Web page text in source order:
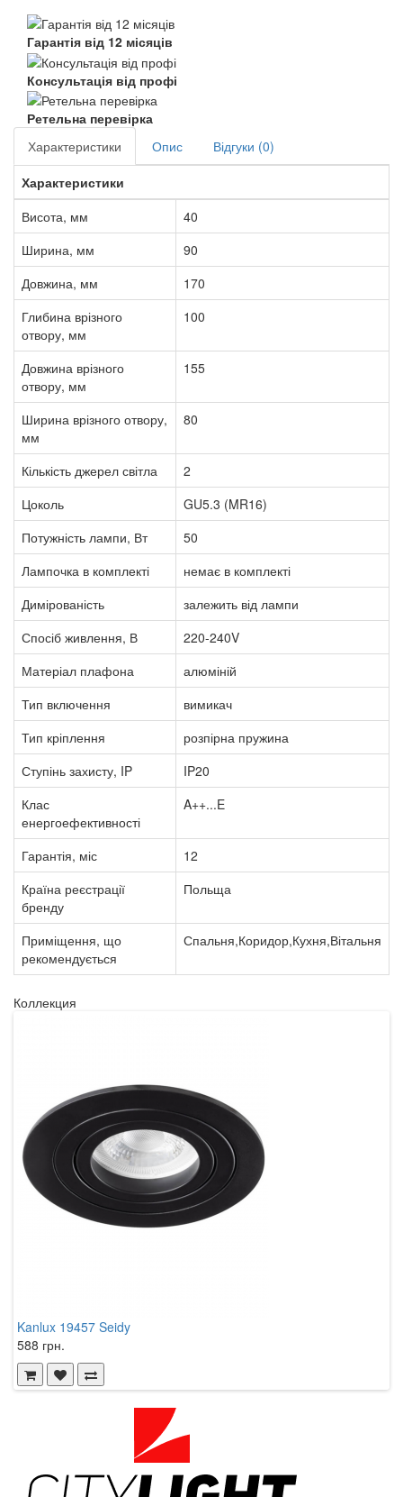
Гарантія від 12 місяців
Консультація від профі
Ретельна перевірка
Характеристики
Опис
Відгуки (0)
Характеристики
Висота, мм
40
Ширина, мм
90
Довжина, мм
170
Глибина врізного
отвору, мм
100
Довжина врізного
отвору, мм
155
Ширина врізного отвору,
мм
80
Кількість джерел світла
2
Цоколь
GU5.3 (MR16)
Потужність лампи, Вт
50
Лампочка в комплекті
немає в комплекті
Димірованість
залежить від лампи
Спосіб живлення, В
220-240V
Матеріал плафона
алюміній
Тип включення
вимикач
Тип кріплення
розпірна пружина
Ступінь захисту, IP
IP20
Клас
енергоефективності
A++...E
Гарантія, міс
12
Країна реєстрації
бренду
Польща
Приміщення, що
рекомендується
Спальня,Коридор,Кухня,Вітальня
Коллекция
Kanlux 19457 Seidy
588 грн.